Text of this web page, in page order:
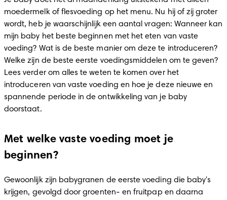
moedermelk of flesvoeding op het menu. Nu hij of zij groter
wordt, heb je waarschijnlijk een aantal vragen: Wanneer kan
mijn baby het beste beginnen met het eten van vaste
voeding? Wat is de beste manier om deze te introduceren?
Welke zijn de beste eerste voedingsmiddelen om te geven?
Lees verder om alles te weten te komen over het
introduceren van vaste voeding en hoe je deze nieuwe en
spannende periode in de ontwikkeling van je baby
doorstaat.
Met welke vaste voeding moet je
beginnen?
Gewoonlijk zijn babygranen de eerste voeding die baby's
krijgen, gevolgd door groenten- en fruitpap en daarna